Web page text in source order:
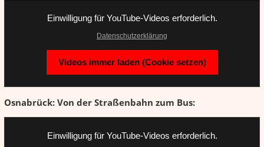
Einwilligung für YouTube-Videos erforderlich.
Datenschutzerklärung
Videos immer laden (Cookie setzen)
Osnabrück: Von der Straßenbahn zum Bus:
Einwilligung für YouTube-Videos erforderlich.